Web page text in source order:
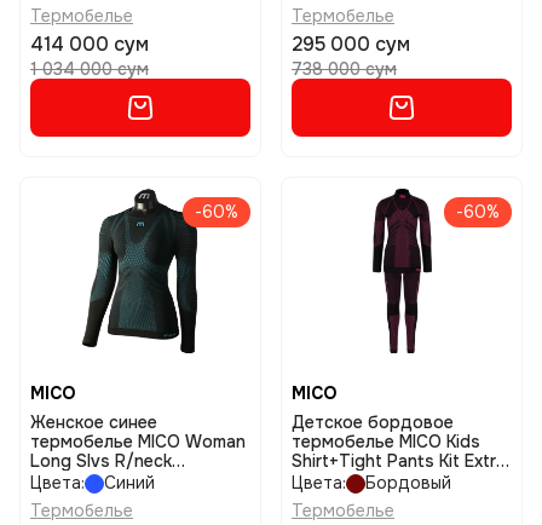
Термобелье
414 000 сум
1 034 000 сум
Термобелье
295 000 сум
738 000 сум
-60%
MICO
Женское синее
термобелье MICO Woman
Long Slvs R/neck
Shirtextra Dry размер iv
Цвета:
Синий
Термобелье
-60%
MICO
Детское бордовое
термобелье MICO Kids
Shirt+Tight Pants Kit Extra
Rry размер iv
Цвета:
Бордовый
Термобелье